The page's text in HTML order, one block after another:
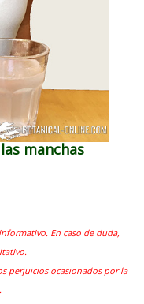
manchas
En caso de duda,
perjuicios ocasionados por la